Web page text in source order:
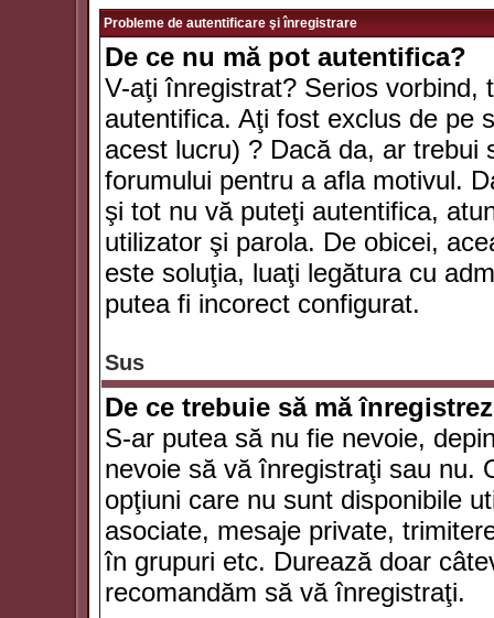
Probleme de autentificare şi înregistrare
De ce nu mă pot autentifica?
V-aţi înregistrat? Serios vorbind,
autentifica. Aţi fost exclus de pe
acest lucru) ? Dacă da, ar trebui
forumului pentru a afla motivul.
şi tot nu vă puteţi autentifica,
utilizator şi parola. De obicei,
este soluţia, luaţi legătura cu
putea fi incorect configurat.
Sus
De ce trebuie să mă
S-ar putea să nu fie nevoie,
nevoie să vă înregistraţi sau nu.
opţiuni care nu sunt disponibile
asociate, mesaje private,
în grupuri etc. Durează doar
recomandăm să vă înregistraţi.